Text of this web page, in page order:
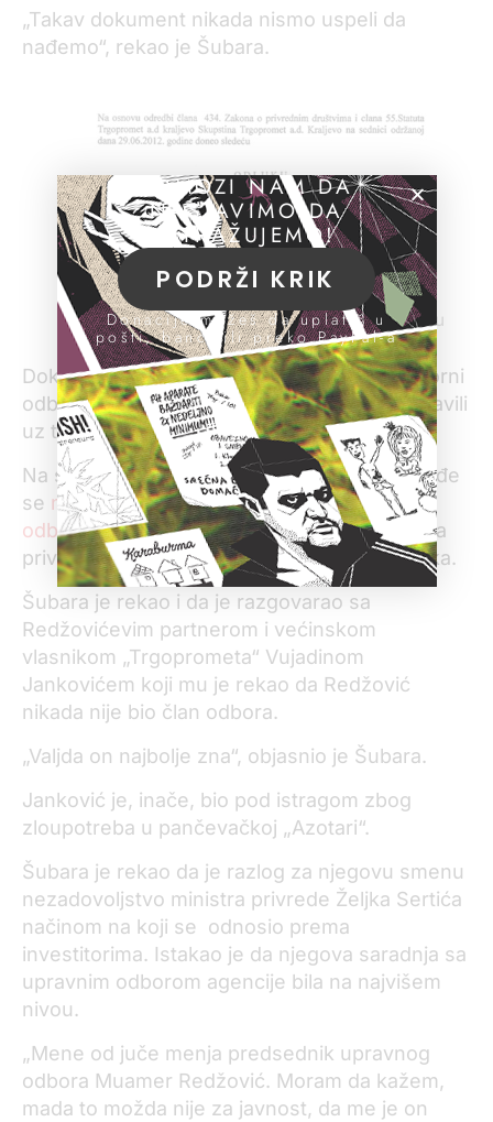
„Takav dokument nikada nismo uspeli da
nađemo“, rekao je Šubara.
Dokument o postavljanju Muamera Redžovića u
nadzorni odbor Trgoprometa
Dokument o postavljanju Redžovića u nadzorni
odbor „Trgoprometa“ novinari KRIK-a su objavili
uz tekst (slika desno).
Na sajtu Agencije za privredne registre takođe
se može videti da je Redžović u nadzornom
odborui nejasno je kako direktor Agencije za
privatizaciju nije mogao doći do ovog podatka.
Šubara je rekao i da je razgovarao sa
Redžovićevim partnerom i većinskom
vlasnikom „Trgoprometa“ Vujadinom
Jankovićem koji mu je rekao da Redžović
nikada nije bio član odbora.
„Valjda on najbolje zna“, objasnio je Šubara.
Janković je, inače, bio pod istragom zbog
zloupotreba u pančevačkoj „Azotari“.
Šubara je rekao da je razlog za njegovu smenu
nezadovoljstvo ministra privrede Željka Sertića
načinom na koji se odnosio prema
investitorima. Istakao je da njegova saradnja sa
upravnim odborom agencije bila na najvišem
nivou.
„Mene od juče menja predsednik upravnog
odbora Muamer Redžović. Moram da kažem,
mada to možda nije za javnost, da me je on
POMOZI NAM DA
NASTAVIMO DA
ISTRAŽUJEMO!
PODRŽI KRIK
Donacije možeš da uplatiš u
pošti, banci ili preko PayPal-a